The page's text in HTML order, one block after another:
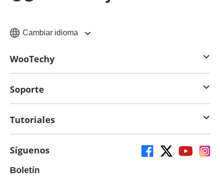
Cambiar idioma
WooTechy
Soporte
Tutoriales
Síguenos
Boletín